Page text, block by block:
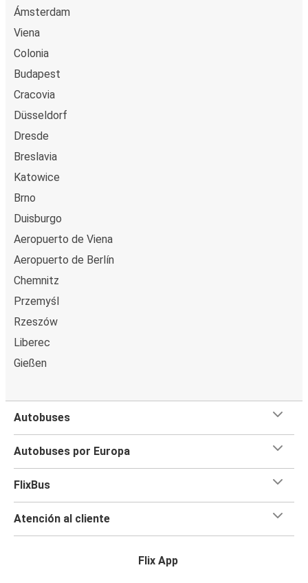
Ámsterdam
Viena
Colonia
Budapest
Cracovia
Düsseldorf
Dresde
Breslavia
Katowice
Brno
Duisburgo
Aeropuerto de Viena
Aeropuerto de Berlín
Chemnitz
Przemyśl
Rzeszów
Liberec
Gießen
Autobuses
Autobuses por Europa
FlixBus
Atención al cliente
Flix App